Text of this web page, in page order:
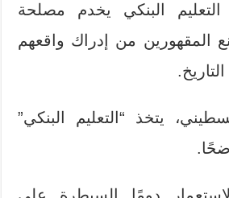
البنكي يخدم مصلحة
المقهورين من إدراك واقعهم
يتخذ “التعليم البنكي”